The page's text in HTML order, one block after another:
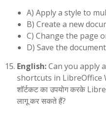
A) Apply a style to
B) Create a new
C) Change the page
D) Save the document
English:Can you apply
shortcuts in LibreOffice
शॉर्टकट का उपयोग करके
लागू कर सकते हैं?